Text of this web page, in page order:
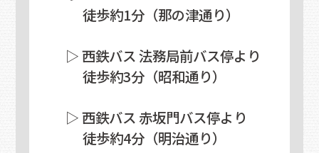
徒歩約1分（那の津通り）
▷ 西鉄バス 法務局前バス停より
徒歩約3分（昭和通り）
▷ 西鉄バス 赤坂門バス停より
徒歩約4分（明治通り）